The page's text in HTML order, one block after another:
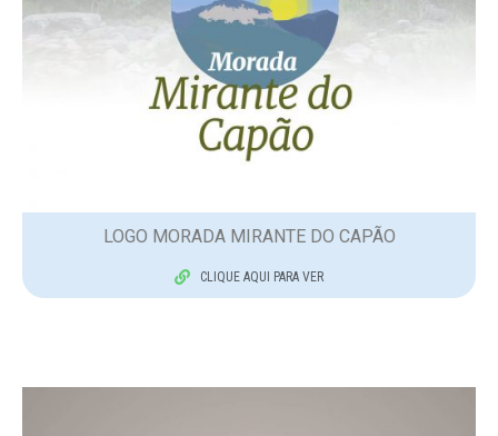
LOGO MORADA MIRANTE DO CAPÃO
CLIQUE AQUI PARA VER